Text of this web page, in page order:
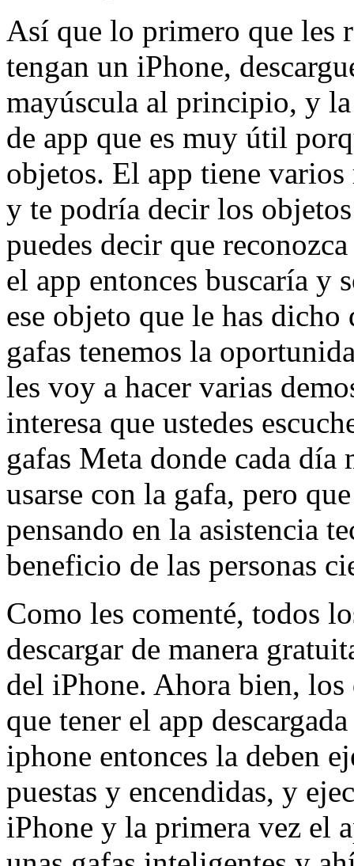
Así que lo primero que les
tengan un iPhone,
mayúscula al principio, y
de app que es muy útil
objetos. El app tiene varios
y te podría decir los
puedes decir que
el app entonces buscaría y
ese objeto que le has dicho
gafas tenemos la
les voy a hacer varias
interesa que ustedes
gafas Meta donde cada día
usarse con la gafa, pero
pensando en la asistencia
beneficio de las personas
Como les comenté, todos
descargar de manera
del iPhone. Ahora bien, los
que tener el app
iphone entonces la deben
puestas y encendidas, y
iPhone y la primera vez el